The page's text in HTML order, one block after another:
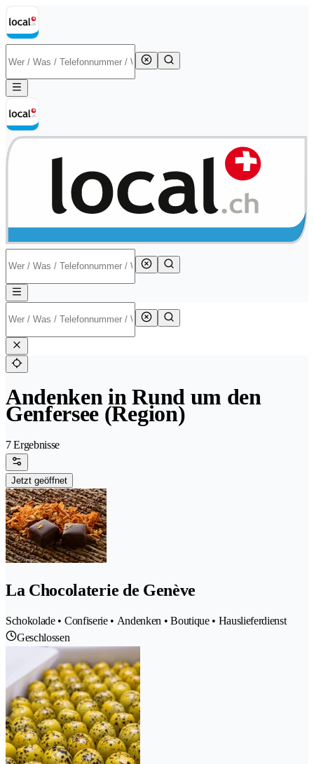
Andenken in Rund um den
Genfersee (Region)
7 Ergebnisse
Jetzt geöffnet
La Chocolaterie de Genève
Schokolade • Confiserie • Andenken • Boutique • Hauslieferdienst
Geschlossen